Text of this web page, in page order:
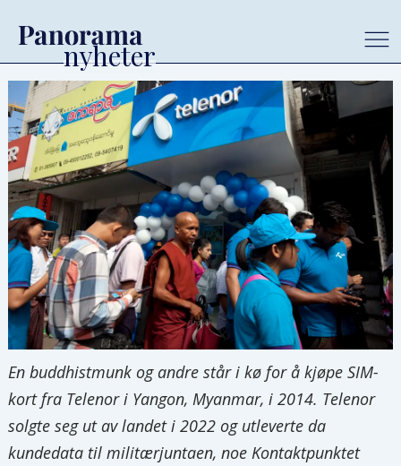
En buddhistmunk og andre står i kø for å kjøpe SIM-
kort fra Telenor i Yangon, Myanmar, i 2014. Telenor
solgte seg ut av landet i 2022 og utleverte da
kundedata til militærjuntaen, noe Kontaktpunktet